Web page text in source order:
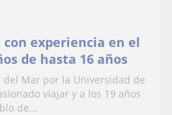
experiencia en el
de hasta 16 años
del Mar por la Universidad de
viajar y a los 19 años
de...